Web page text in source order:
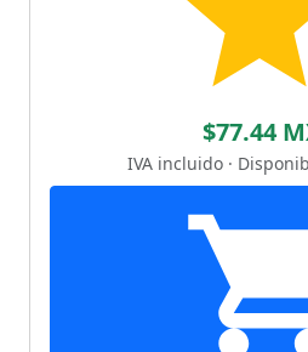
$77.44
IVA incluido ·